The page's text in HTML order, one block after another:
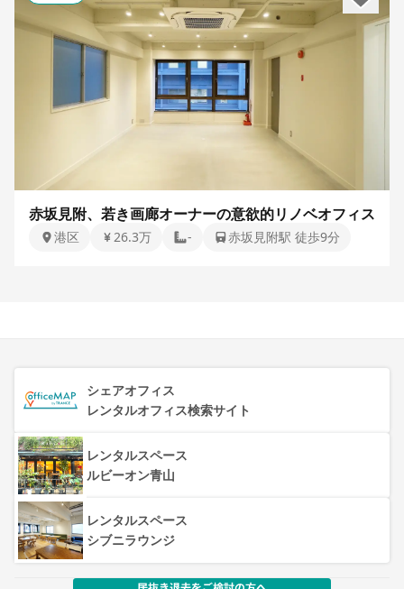
赤坂見附、若き画廊オーナーの意欲的リノベオフィス
港区 26.3万 - 赤坂見附駅 徒歩9分
シェアオフィス
レンタルオフィス検索サイト
レンタルスペース
ルビーオン青山
レンタルスペース
シブニラウンジ